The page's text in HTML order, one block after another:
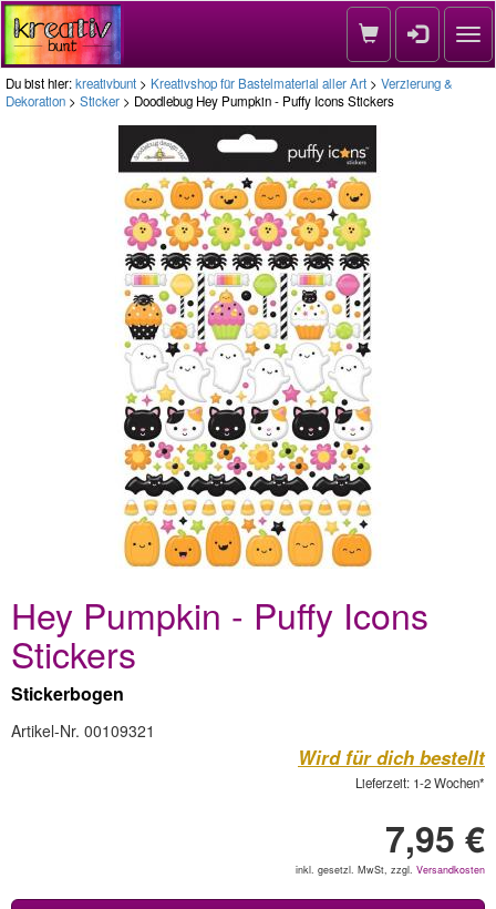
Du bist hier:kreativbunt > Kreativshop für Bastelmaterial aller Art > Verzierung &
Dekoration > Sticker > Doodlebug Hey Pumpkin - Puffy Icons Stickers
Hey Pumpkin - Puffy Icons
Stickers
Stickerbogen
Artikel-Nr. 00109321
Wird für dich bestellt
Lieferzeit: 1-2 Wochen*
7,95 €
inkl. gesetzl. MwSt, zzgl. Versandkosten